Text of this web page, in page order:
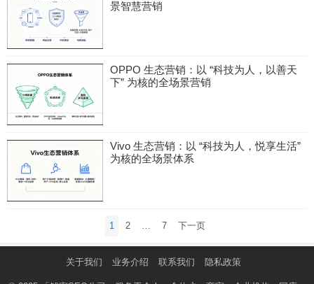
景智慧营销
OPPO 生态营销：以 “科技为人，以善天
下” 为核的全场景营销
Vivo 生态营销：以 “科技为人，悦享生活”
为核的全场景体系
1 2 … 7 下一页
关于我们 业务介绍 联系我们 隐私政策